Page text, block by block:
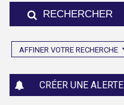
AFFINER VOTRE RECHERCHE
CRÉER UNE ALERTE